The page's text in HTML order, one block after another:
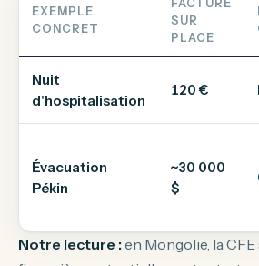
EXEMPLE
CONCRET
FACTURÉ
SUR
PLACE
Nuit
d'hospitalisation
120 €
Évacuation
Pékin
~30 000
$
Notre lecture :en Mongolie, la